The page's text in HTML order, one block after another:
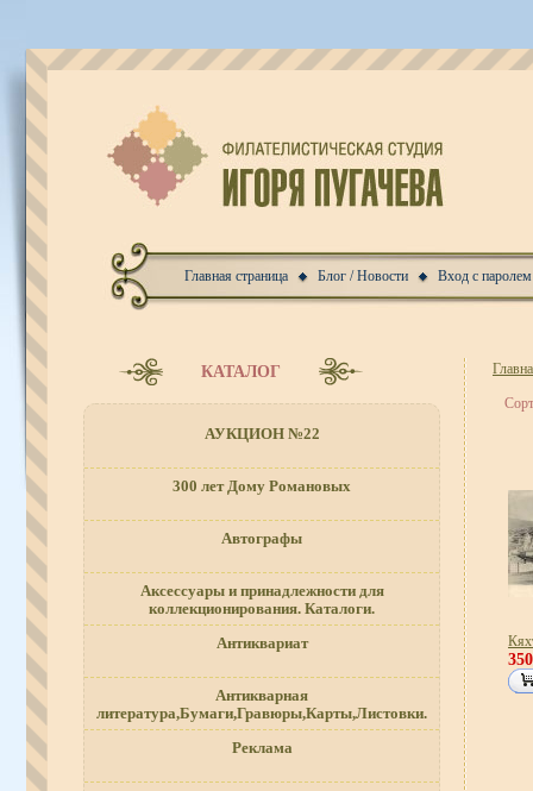
Главная страница Блог / Новости Вход с паролем
КАТАЛОГ
АУКЦИОН №22
300 лет Дому Романовых
Автографы
Аксессуары и принадлежности для
коллекционирования. Каталоги.
Антиквариат
Антикварная
литература,Бумаги,Гравюры,Карты,Листовки.
Реклама